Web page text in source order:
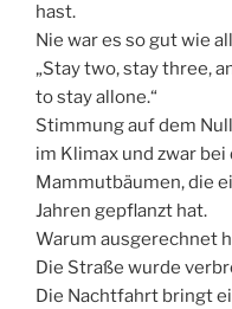
hast.
Nie war es so gut wie
„Stay two, stay three,
to stay allone.“
Stimmung auf dem
im Klimax und zwar
Mammutbäumen, die
Jahren gepflanzt hat.
Warum ausgerechnet
Die Straße wurde
Die Nachtfahrt bringt